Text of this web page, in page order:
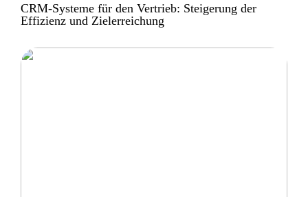
CRM-Systeme für den Vertrieb: Steigerung der
Effizienz und Zielerreichung